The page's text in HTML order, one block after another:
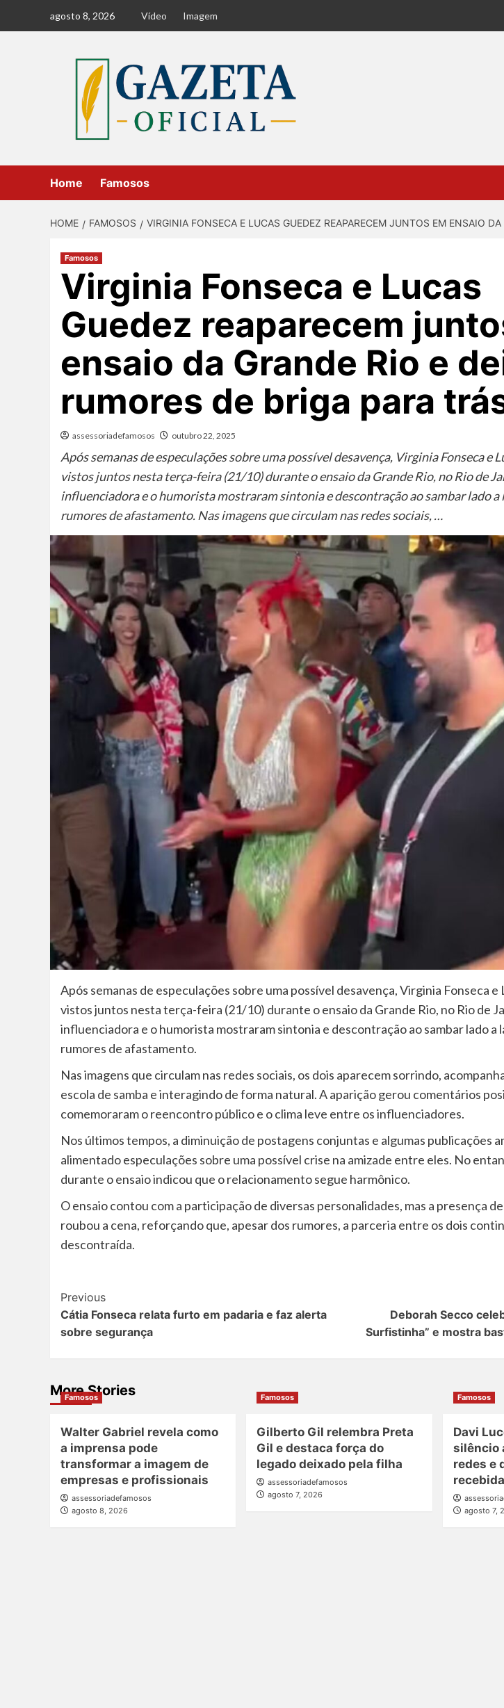
agosto 8, 2026 Vídeo Imagem
Home Famosos
HOME FAMOSOS VIRGINIA FONSECA E LUCAS GUEDEZ REAPARECEM JUNTOS EM ENSAIO
Famosos
Virginia Fonseca e Lucas
Guedez reaparecem
ensaio da Grande Rio e
rumores de briga para
assessoriadefamosos outubro 22, 2025
Após semanas de especulações sobre uma possível desavença, Virginia Fonseca e
vistos juntos nesta terça-feira (21/10) durante o ensaio da Grande Rio, no Rio de
influenciadora e o humorista mostraram sintonia e descontração ao sambar lado a
rumores de afastamento. Nas imagens que circulam nas redes sociais, …
Após semanas de especulações sobre uma possível desavença, Virginia Fonseca
vistos juntos nesta terça-feira (21/10) durante o ensaio da Grande Rio, no Rio de
influenciadora e o humorista mostraram sintonia e descontração ao sambar lado a
rumores de afastamento.
Nas imagens que circulam nas redes sociais, os dois aparecem sorrindo,
escola de samba e interagindo de forma natural. A aparição gerou comentários
comemoraram o reencontro público e o clima leve entre os influenciadores.
Nos últimos tempos, a diminuição de postagens conjuntas e algumas publicações
alimentado especulações sobre uma possível crise na amizade entre eles. No
durante o ensaio indicou que o relacionamento segue harmônico.
O ensaio contou com a participação de diversas personalidades, mas a presença
roubou a cena, reforçando que, apesar dos rumores, a parceria entre os dois
descontraída.
Post
Navigation
Previous
Cátia Fonseca relata furto em padaria e faz alerta
sobre segurança
Deborah Secco
Surfistinha” e mostra
More Stories
Famosos
Walter Gabriel revela como
a imprensa pode
transformar a imagem de
empresas e profissionais
assessoriadefamosos
agosto 8, 2026
Famosos
Gilberto Gil relembra Preta
Gil e destaca força do
legado deixado pela filha
assessoriadefamosos
agosto 7, 2026
Famosos
Davi
silêncio
redes e
agosto 7,